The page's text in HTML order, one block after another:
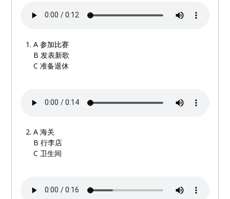
A 参加比赛
B 发表新歌
C 准备退休
A 海关
B 行李店
C 卫生间